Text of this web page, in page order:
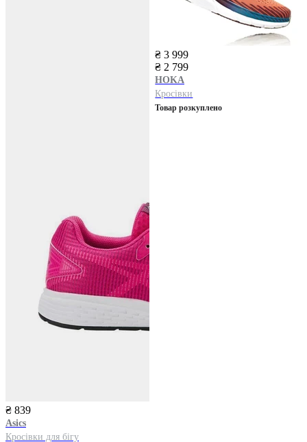
₴ 839
Asics
Кросівки для бігу
₴ 3 999
₴ 2 799
HOKA
Кросівки
Товар розкуплено